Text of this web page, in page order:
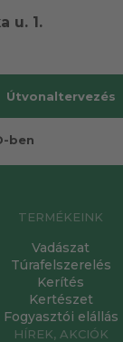
u. 1.
Útvonaltervezés
ben
TERMÉKEINK
Vadászat
Túrafelszerelés
Kerítés
Kertészet
Fogyasztói elállás
HÍREK, AKCIÓK